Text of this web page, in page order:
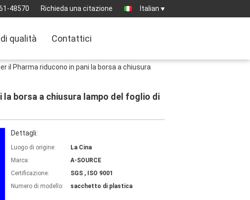
48570 Richieda una citazione Italian
qualità Contattici
il Pharma riducono in pani la borsa a chiusura
borsa a chiusura lampo del foglio di
Dettagli:
Luogo di origine:
La Cina
Marca:
A-SOURCE
Certificazione:
SGS , ISO 9001
Numero di modello:
sacchetto di plastica